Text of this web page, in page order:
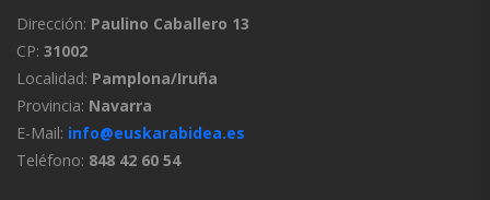
Dirección: Paulino Caballero 13
CP: 31002
Localidad: Pamplona/Iruña
Provincia: Navarra
E-Mail: info@euskarabidea.es
Teléfono: 848 42 60 54